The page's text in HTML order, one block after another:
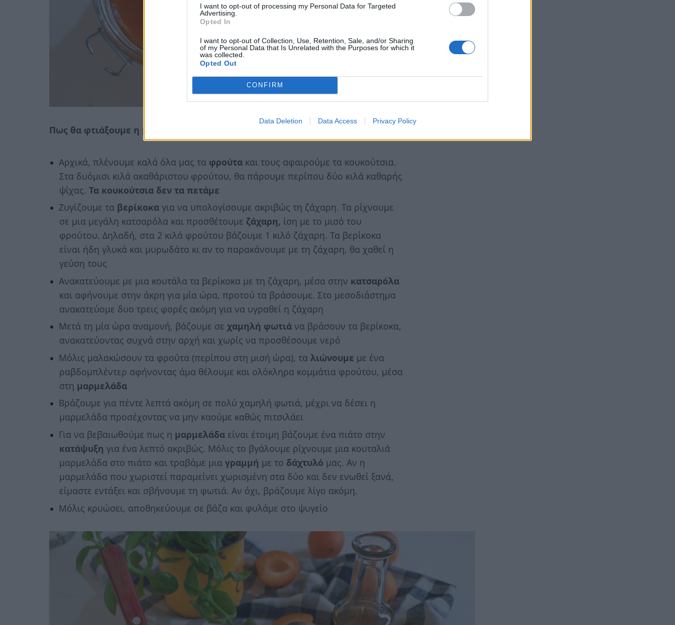
I want to opt-out of processing my Personal Data for Targeted
Advertising.
Opted In
I want to opt-out of Collection, Use, Retention, Sale, and/or Sharing
of my Personal Data that Is Unrelated with the Purposes for which it
was collected.
Opted Out
CONFIRM
Data Deletion Data Access Privacy Policy
Πως θα φτιάξουμε η μαρμελάδα:
Αρχικά, πλένουμε καλά όλα μας τα φρούτακαι τους αφαιρούμε τα κουκούτσια.
Στα δυόμισι κιλά ακαθάριστου φρούτου, θα πάρουμε περίπου δύο κιλά καθαρής
ψίχας. Τα κουκούτσια δεν τα πετάμε
Ζυγίζουμε τα βερίκοκαγια να υπολογίσουμε ακριβώς τη ζάχαρη. Τα ρίχνουμε
σε μια μεγάλη κατσαρόλα και προσθέτουμε ζάχαρη, ίση με το μισό του
φρούτου. Δηλαδή, στα 2 κιλά φρούτου βάζουμε 1 κιλό ζάχαρη. Τα βερίκοκα
είναι ήδη γλυκά και μυρωδάτα κι αν το παρακάνουμε με τη ζάχαρη, θα χαθεί η
γεύση τους
Ανακατεύουμε με μια κουτάλα τα βερίκοκα με τη ζάχαρη, μέσα στην κατσαρόλα
και αφήνουμε στην άκρη για μία ώρα, προτού τα βράσουμε. Στο μεσοδιάστημα
ανακατεύομε δυο τρεις φορές ακόμη για να υγραθεί η ζάχαρη
Μετά τη μία ώρα αναμονή, βάζουμε σε χαμηλή φωτιάνα βράσουν τα βερίκοκα,
ανακατεύοντας συχνά στην αρχή και χωρίς να προσθέσουμε νερό
Μόλις μαλακώσουν τα φρούτα (περίπου στη μισή ώρα), τα λιώνουμε με ένα
ραβδομπλέντερ αφήνοντας άμα θέλουμε και ολόκληρα κομμάτια φρούτου, μέσα
στη μαρμελάδα
Βράζουμε για πέντε λεπτά ακόμη σε πολύ χαμηλή φωτιά, μέχρι να δέσει η
μαρμελάδα προσέχοντας να μην καούμε καθώς πιτσιλάει
Για να βεβαιωθούμε πως η μαρμελάδαείναι έτοιμη βάζουμε ένα πιάτο στην
κατάψυξη για ένα λεπτό ακριβώς. Μόλις το βγάλουμε ρίχνουμε μια κουταλιά
μαρμελάδα στο πιάτο και τραβάμε μια γραμμή με το δάχτυλό μας. Αν η
μαρμελάδα που χωριστεί παραμείνει χωρισμένη στα δύο και δεν ενωθεί ξανά,
είμαστε εντάξει και σβήνουμε τη φωτιά. Αν όχι, βράζουμε λίγο ακόμη.
Μόλις κρυώσει, αποθηκεύουμε σε βάζα και φυλάμε στο ψυγείο